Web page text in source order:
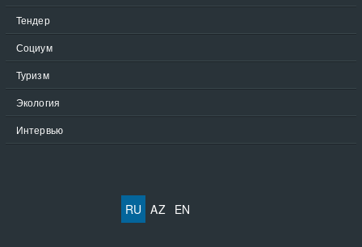
Тендер
Социум
Туризм
Экология
Интервью
RU AZ EN